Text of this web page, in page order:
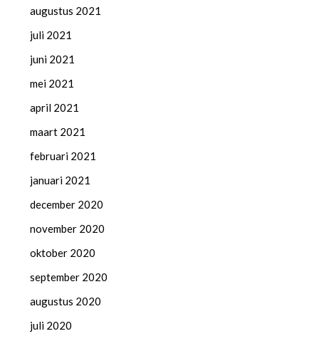
augustus 2021
juli 2021
juni 2021
mei 2021
april 2021
maart 2021
februari 2021
januari 2021
december 2020
november 2020
oktober 2020
september 2020
augustus 2020
juli 2020